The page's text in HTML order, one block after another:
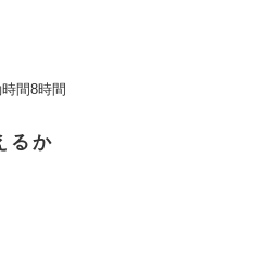
間8時間
るか